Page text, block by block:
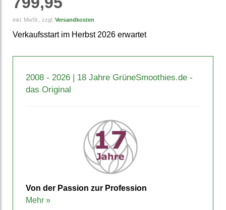
inkl. MwSt., zzgl. Versandkosten
Verkaufsstart im Herbst 2026 erwartet
2008 - 2026 | 18 Jahre GrüneSmoothies.de -
das Original
Von der Passion zur Pro­fession
Mehr »